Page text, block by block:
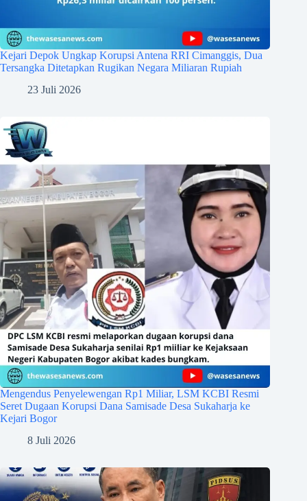
Kejari Depok Ungkap Korupsi Antena RRI Cimanggis, Dua
Tersangka Ditetapkan Rugikan Negara Miliaran Rupiah
23 Juli 2026
Mengendus Penyelewengan Rp1 Miliar, LSM KCBI Resmi
Seret Dugaan Korupsi Dana Samisade Desa Sukaharja ke
Kejari Bogor
8 Juli 2026